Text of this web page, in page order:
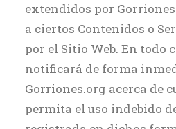
extendidos por
a ciertos Contenidos o
por el Sitio Web. En todo
notificará de forma
Gorriones.org acerca de
permita el uso indebido